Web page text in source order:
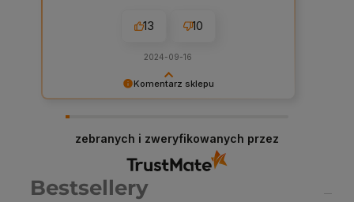
Komentarz sklepu
sklepu! W Chemiczna-hurtownia.pl stawiamy na
najwyższą jakość obsługi i asortymentu, dlatego
każda taka opinia jest dla nas cenna. Dzięki
Twojemu feedbackowi możemy jeszcze lepiej
dostosować nasze usługi do potrzeb naszych
13 10
2024-09-16
zebranych i zweryfikowanych przez
Bestsellery